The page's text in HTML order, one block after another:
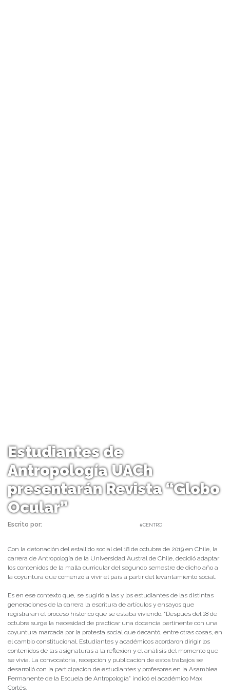
Estudiantes de
Antropología UACh
presentarán Revista “Globo
Ocular”
Escrito por: #CENTRO
Con la detonación del estallido social del 18 de octubre de 2019 en Chile, la
carrera de Antropología de la Universidad Austral de Chile, decidió adaptar
los contenidos de la malla curricular del segundo semestre de dicho año a
la coyuntura que comenzó a vivir el país a partir del levantamiento social.
Es en ese contexto que, se sugirió a las y los estudiantes de las distintas
generaciones de la carrera la escritura de artículos y ensayos que
registraran el proceso histórico que se estaba viviendo. “Después del 18 de
octubre surge la necesidad de practicar una docencia pertinente con una
coyuntura marcada por la protesta social que decantó, entre otras cosas, en
el cambio constitucional. Estudiantes y académicos acordaron dirigir los
contenidos de las asignaturas a la reflexión y el análisis del momento que
se vivía. La convocatoria, recepción y publicación de estos trabajos se
desarrolló con la participación de estudiantes y profesores en la Asamblea
Permanente de la Escuela de Antropología” indicó el académico Max
Cortés.